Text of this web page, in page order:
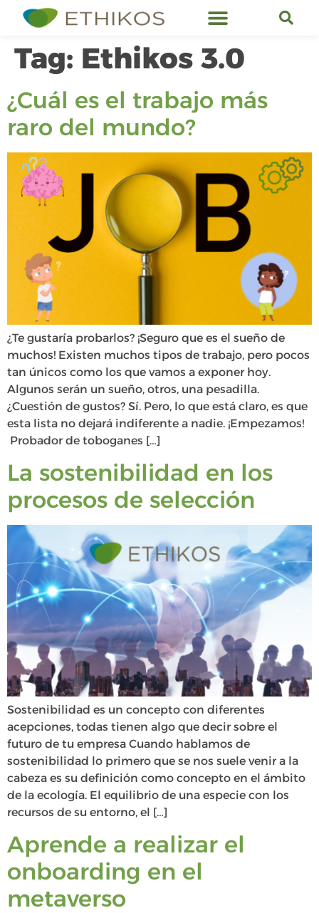
Tag: Ethikos 3.0
¿Cuál es el trabajo más
raro del mundo?
¿Te gustaría probarlos? ¡Seguro que es el sueño de
muchos! Existen muchos tipos de trabajo, pero pocos
tan únicos como los que vamos a exponer hoy.
Algunos serán un sueño, otros, una pesadilla.
¿Cuestión de gustos? Sí. Pero, lo que está claro, es que
esta lista no dejará indiferente a nadie. ¡Empezamos!
Probador de toboganes […]
La sostenibilidad en los
procesos de selección
Sostenibilidad es un concepto con diferentes
acepciones, todas tienen algo que decir sobre el
futuro de tu empresa Cuando hablamos de
sostenibilidad lo primero que se nos suele venir a la
cabeza es su definición como concepto en el ámbito
de la ecología. El equilibrio de una especie con los
recursos de su entorno, el […]
Aprende a realizar el
onboarding en el
metaverso